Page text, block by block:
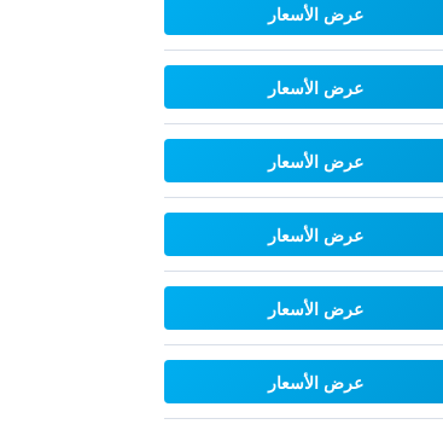
عرض الأسعار
عرض الأسعار
عرض الأسعار
عرض الأسعار
عرض الأسعار
عرض الأسعار